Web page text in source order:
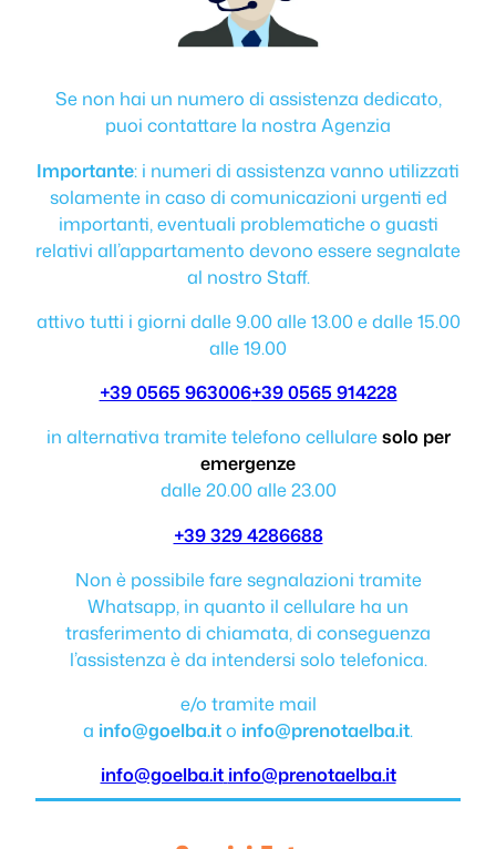
Se non hai un numero di assistenza dedicato,
puoi contattare la nostra Agenzia
Importante: i numeri di assistenza vanno utilizzati
solamente in caso di comunicazioni urgenti ed
importanti, eventuali problematiche o guasti
relativi all’appartamento devono essere segnalate
al nostro Staff.
attivo tutti i giorni dalle 9.00 alle 13.00 e dalle 15.00
alle 19.00
+39 0565 963006+39 0565 914228
in alternativa tramite telefono cellularesolo per
emergenze
dalle 20.00 alle 23.00
+39 329 4286688
Non è possibile fare segnalazioni tramite
Whatsapp, in quanto il cellulare ha un
trasferimento di chiamata, di conseguenza
l’assistenza è da intendersi solo telefonica.
e/o tramite mail
a info@goelba.ito info@prenotaelba.it.
info@goelba.it info@prenotaelba.it